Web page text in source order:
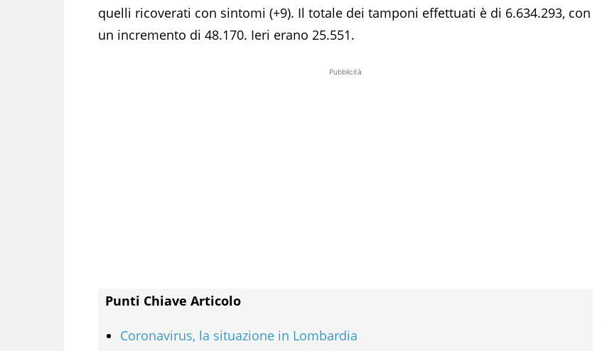
quelli ricoverati con sintomi (+9). Il totale dei tamponi effettuati è di 6.634.293, con
un incremento di 48.170. Ieri erano 25.551.
Pubblicità
Punti Chiave Articolo
Coronavirus, la situazione in Lombardia